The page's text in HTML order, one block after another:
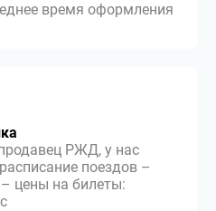
время оформления
РЖД, у нас
поездов –
цены на билеты: